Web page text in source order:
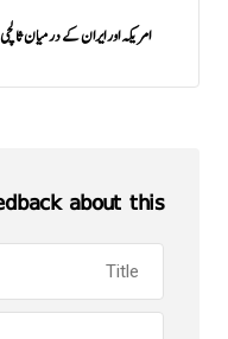
امریکہ اور ایران کے درمیان
about this